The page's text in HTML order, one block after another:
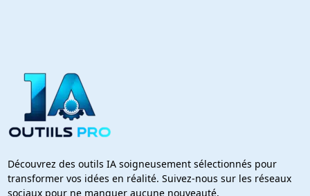
Découvrez des outils IA soigneusement sélectionnés pour
transformer vos idées en réalité. Suivez-nous sur les réseaux
sociaux pour ne manquer aucune nouveauté.